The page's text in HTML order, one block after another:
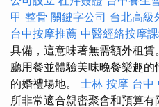
甲 整骨 關鍵字公司 台北高級
台中按摩推薦 中醫經絡按摩
具備，這意味著無需額外租
廳用餐並體驗美味晚餐樂趣
的婚禮場地。 士林 按摩 台中
所非常適合親密聚會和預算有